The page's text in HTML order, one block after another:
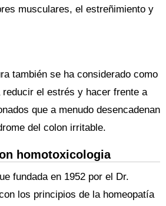
musculares, el estreñimiento y
también se ha considerado como
reducir el estrés y hacer frente a
que a menudo desencadenan
del colon irritable.
homotoxicologia
fundada en 1952 por el Dr.
los principios de la homeopatía